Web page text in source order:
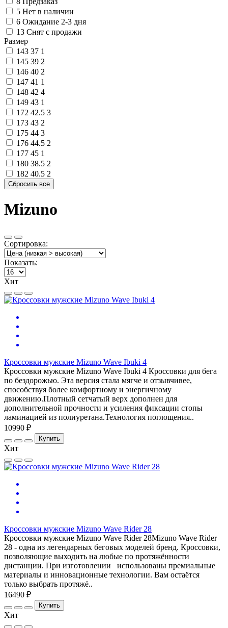
5 Нет в наличии
6 Ожидание 2-3 дня
13 Снят с продажи
Размер
143 37 1
145 39 2
146 40 2
147 41 1
148 42 4
149 43 1
172 42.5 3
173 43 2
175 44 3
176 44.5 2
177 45 1
180 38.5 2
182 40.5 2
Mizuno
Сортировка:
Показать:
Хит
Кроссовки мужские Mizuno Wave Ibuki 4
Кроссовки мужские Mizuno Wave Ibuki 4 Кроссовки для бега
по бездорожью. Эта версия стала мягче и отзывчивее,
способствуя более комфортному и энергичному
движению.Плотный сетчатый верх дополнен для
дополнительной прочности и усиления фиксации стопы
ламинацией из полиуретана.Технология поглощения..
10990 ₽
Купить
Хит
Кроссовки мужские Mizuno Wave Rider 28
Кроссовки мужские Mizuno Wave Rider 28Mizuno Wave Rider
28 - одна из легендарных беговых моделей бренд. Кроссовки,
позволяющие выходить на любые по протяжённости
дистанции. При изготовлении использованы премиальные
материалы и инновационные технологии. Вам остаётся
только выбрать протяжё..
16490 ₽
Купить
Хит